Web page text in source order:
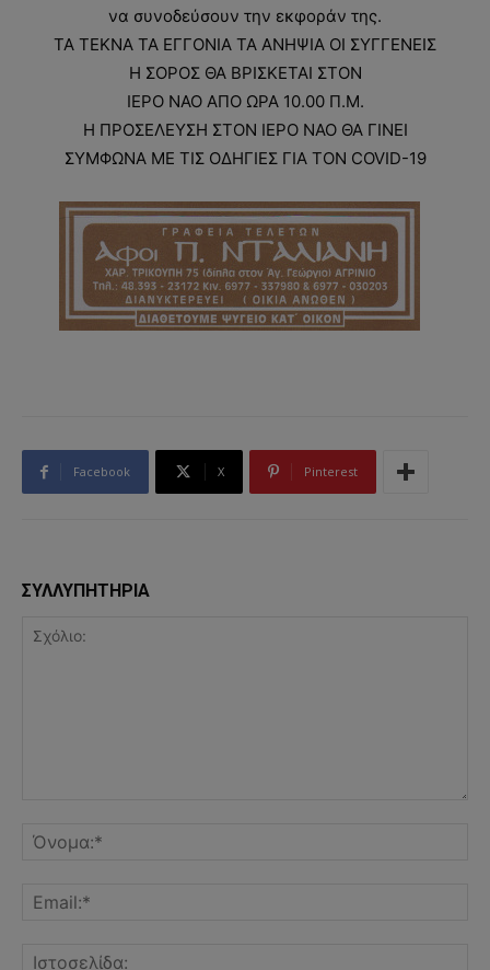
να συνοδεύσουν την εκφοράν της.
ΤΑ ΤΕΚΝΑ ΤΑ ΕΓΓΟΝΙΑ ΤΑ ΑΝΗΨΙΑ ΟΙ ΣΥΓΓΕΝΕΙΣ
Η ΣΟΡΟΣ ΘΑ ΒΡΙΣΚΕΤΑΙ ΣΤΟΝ
ΙΕΡΟ ΝΑΟ ΑΠΟ ΩΡΑ 10.00 Π.Μ.
Η ΠΡΟΣΕΛΕΥΣΗ ΣΤΟΝ ΙΕΡΟ ΝΑΟ ΘΑ ΓΙΝΕΙ
ΣΥΜΦΩΝΑ ΜΕ ΤΙΣ ΟΔΗΓΙΕΣ ΓΙΑ ΤΟΝ COVID-19
Facebook X Pinterest
ΣΥΛΛΥΠΗΤΗΡΙΑ